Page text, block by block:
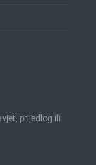
prijedlog ili